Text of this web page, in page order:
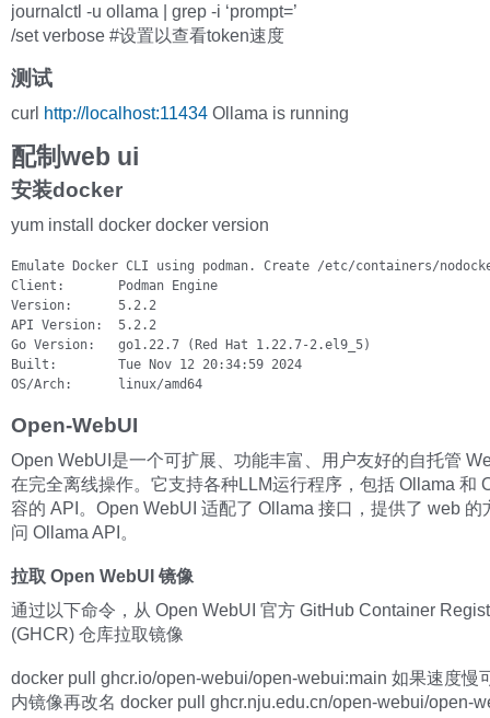
journalctl -u ollama | grep -i ‘prompt=’
/set verbose #设置以查看token速度
测试
curl http://localhost:11434 Ollama is running
配制web ui
安装docker
yum install docker docker version
Emulate Docker CLI using podman. Create /etc/containers/
Client:       Podman Engine
Version:      5.2.2
API Version:  5.2.2
Go Version:   go1.22.7 (Red Hat 1.22.7-2.el9_5)
Built:        Tue Nov 12 20:34:59 2024
OS/Arch:      linux/amd64
Open-WebUI
Open WebUI是一个可扩展、功能丰富、用户友好的自托管
在完全离线操作。它支持各种LLM运行程序，包括 Ollama 和
容的 API。Open WebUI 适配了 Ollama 接口，提供了 web 的
问 Ollama API。
拉取 Open WebUI 镜像
通过以下命令，从 Open WebUI 官方 GitHub Container
(GHCR) 仓库拉取镜像
docker pull ghcr.io/open-webui/open-webui:main 如果速度慢
内镜像再改名 docker pull ghcr.nju.edu.cn/open-webui/open-